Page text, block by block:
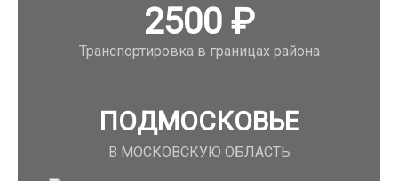
2500₽
Транспортировка в границах района
ПОДМОСКОВЬЕ
В МОСКОВСКУЮ ОБЛАСТЬ